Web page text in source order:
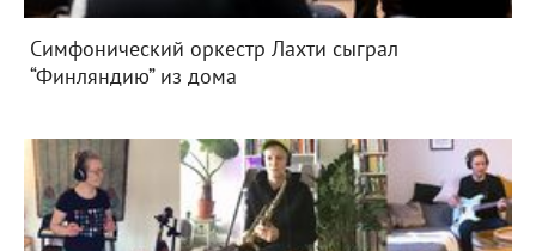
Симфонический оркестр Лахти сыграл
“Финляндию” из дома